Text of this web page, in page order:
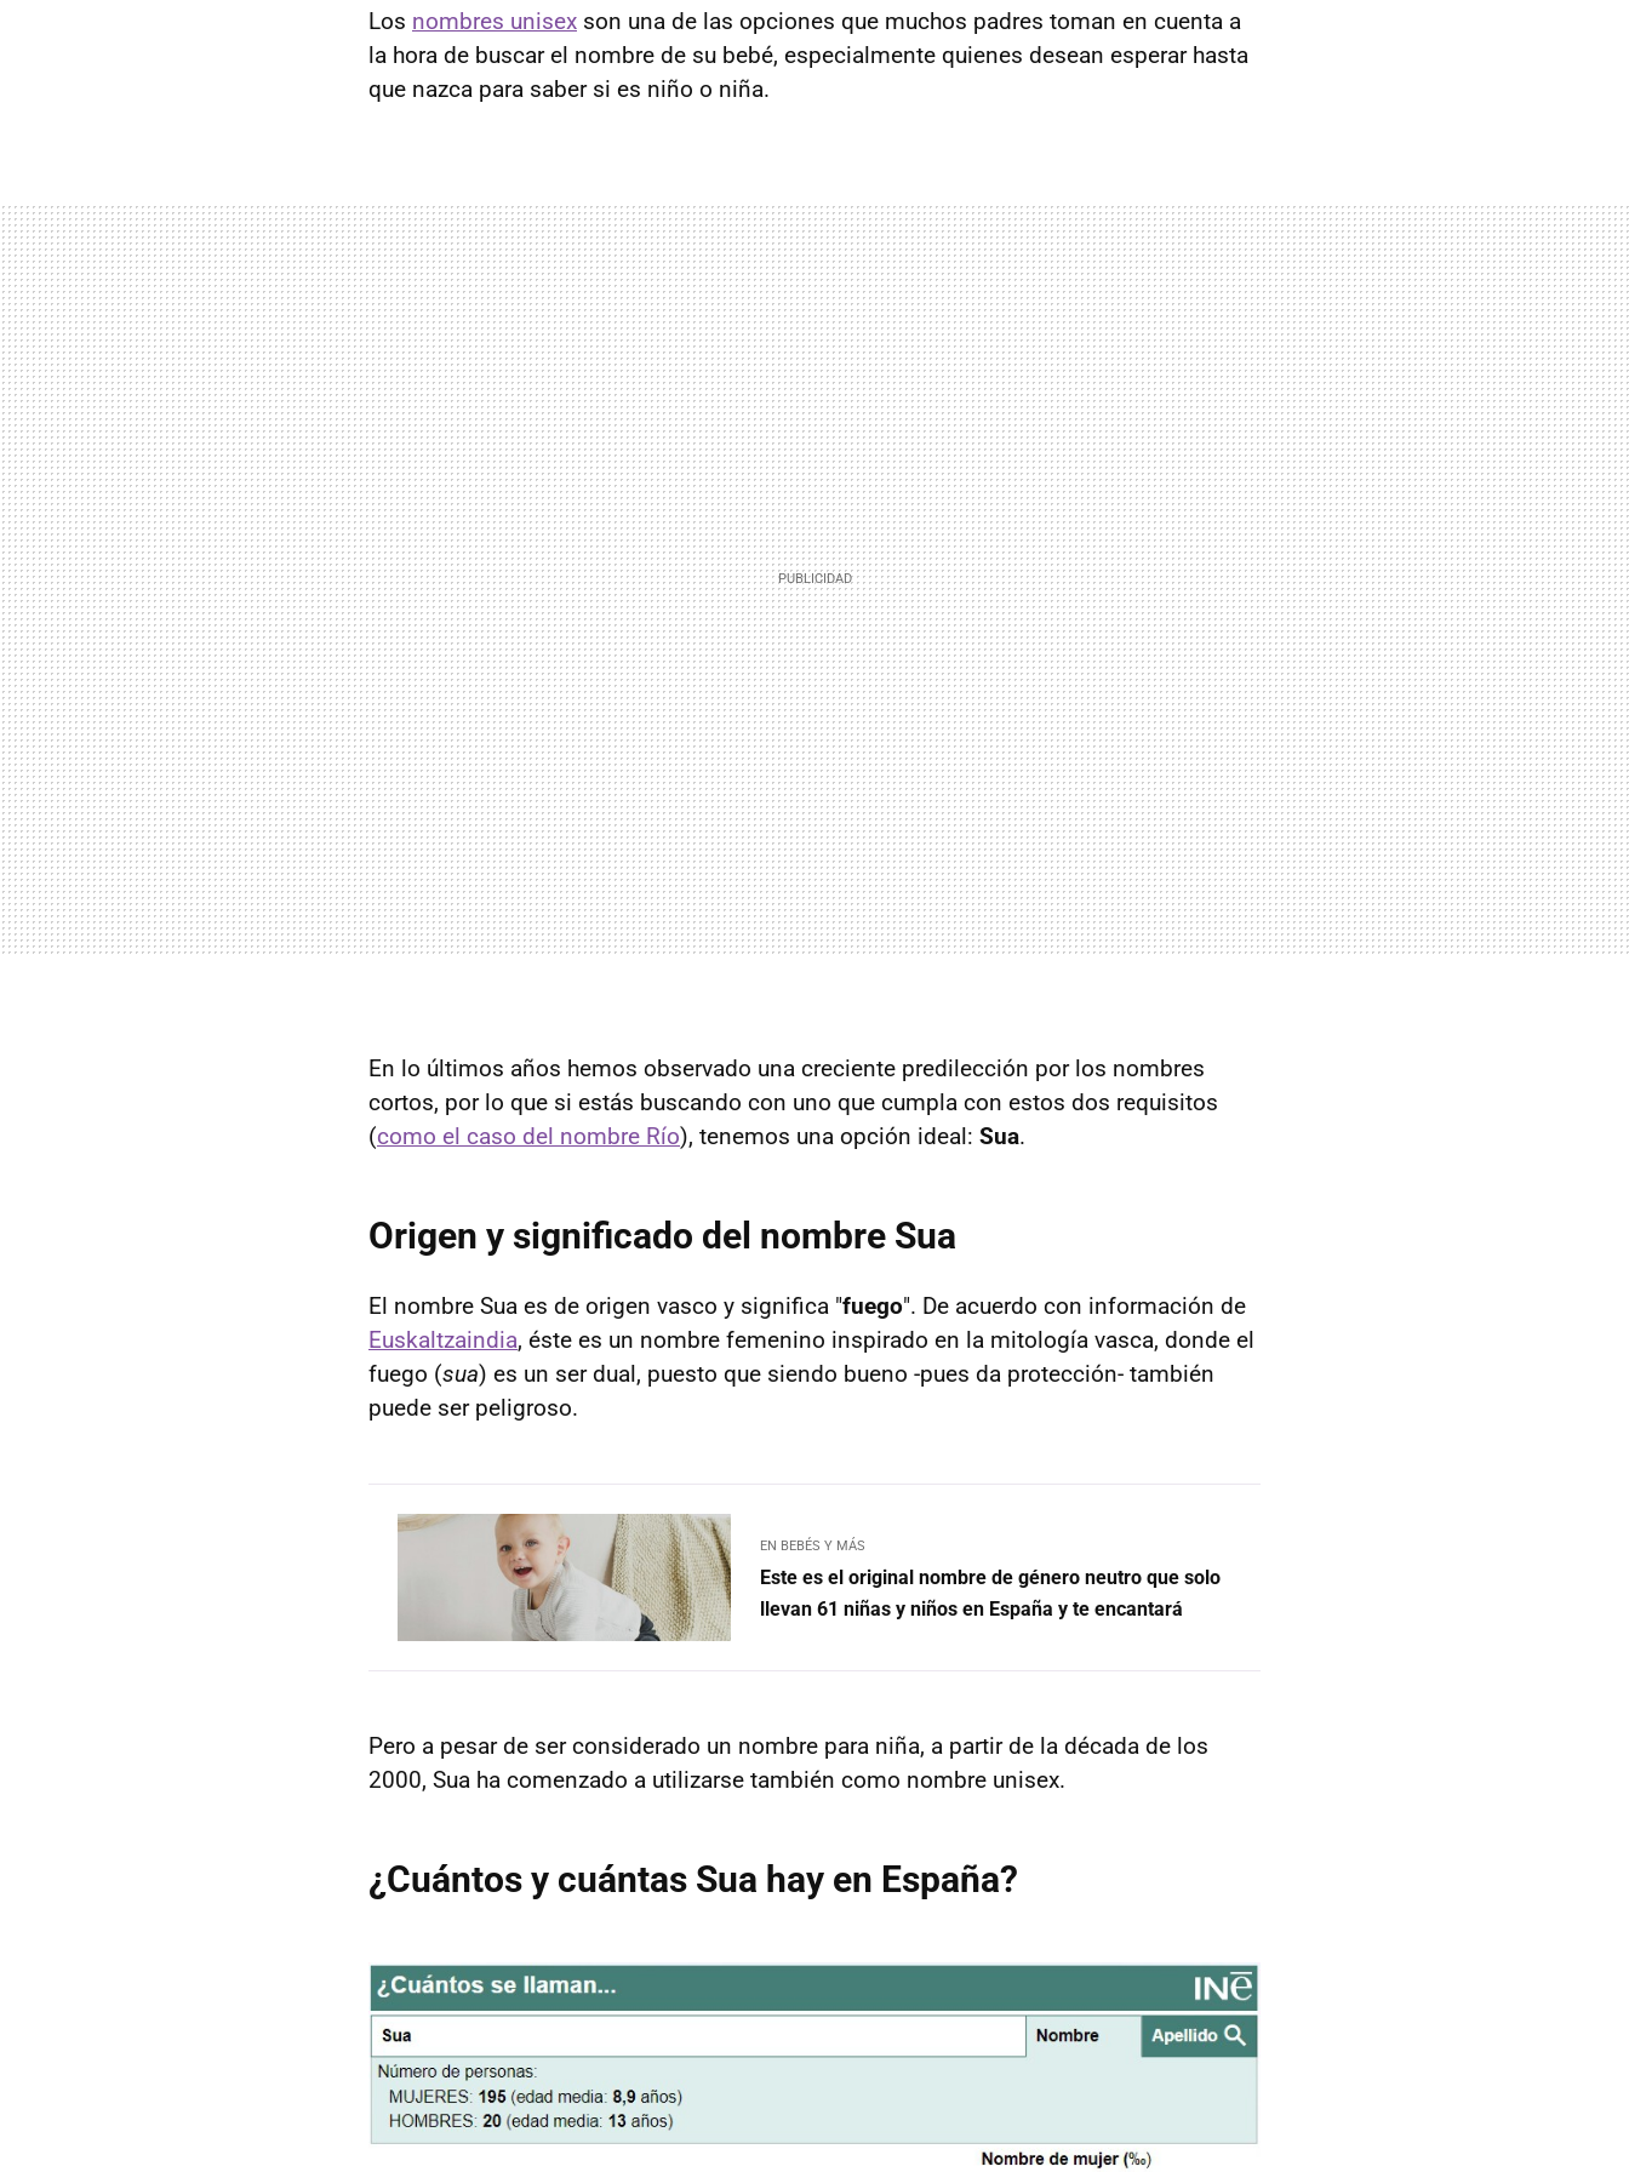
Los nombres unisex son una de las opciones que muchos padres toman en cuenta a
la hora de buscar el nombre de su bebé, especialmente quienes desean esperar hasta
que nazca para saber si es niño o niña.
En lo últimos años hemos observado una creciente predilección por los nombres
cortos, por lo que si estás buscando con uno que cumpla con estos dos requisitos
(como el caso del nombre Río), tenemos una opción ideal: Sua.
Origen y significado del nombre Sua
El nombre Sua es de origen vasco y significa "fuego". De acuerdo con información de
Euskaltzaindia, éste es un nombre femenino inspirado en la mitología vasca, donde el
fuego (sua) es un ser dual, puesto que siendo bueno -pues da protección- también
puede ser peligroso.
EN BEBÉS Y MÁS
Este es el original nombre de género neutro que solo
llevan 61 niñas y niños en España y te encantará
Pero a pesar de ser considerado un nombre para niña, a partir de la década de los
2000, Sua ha comenzado a utilizarse también como nombre unisex.
¿Cuántos y cuántas Sua hay en España?